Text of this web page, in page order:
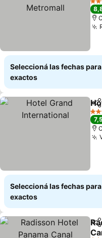
4
Seleccioná las fechas
exactos
4
7,5
Seleccioná las fechas
exactos